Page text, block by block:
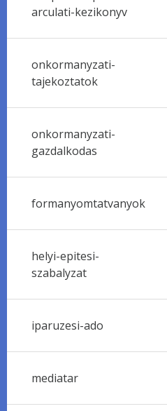
arculati-kezikonyv
onkormanyzati-
tajekoztatok
onkormanyzati-
gazdalkodas
formanyomtatvanyok
helyi-epitesi-
szabalyzat
iparuzesi-ado
mediatar